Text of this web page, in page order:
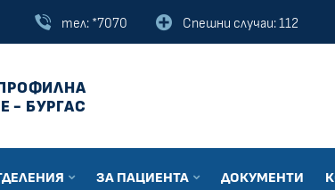
тел: *7070 Спешни случаи: 112
- БУРГАС
ЗА ПАЦИЕНТА ДОКУМЕНТИ